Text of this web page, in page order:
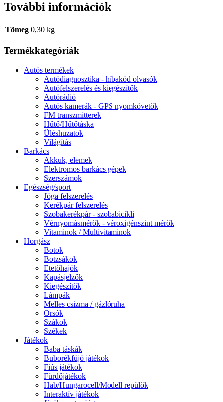
További információk
Tömeg 0,30 kg
Termékkategóriák
Autós termékek
Autódiagnosztika - hibakód olvasók
Autófelszerelés és kiegészítők
Autórádió
Autós kamerák - GPS nyomkövetők
FM transzmitterek
Hűtő/Hűtőtáska
Üléshuzatok
Világítás
Barkács
Akkuk, elemek
Elektromos barkács gépek
Szerszámok
Egészség/sport
Jóga felszerelés
Kerékpár felszerelés
Szobakerékpár - szobabicikli
Vérnyomásmérők - véroxigénszint mérők
Vitaminok / Multivitaminok
Horgász
Botok
Botzsákok
Etetőhajók
Kapásjelzők
Kiegészítők
Lámpák
Melles csizma / gázlóruha
Orsók
Szákok
Székek
Játékok
Baba táskák
Buborékfújó játékok
Fiús játékok
Fürdőjátékok
Hab/Hungarocell/Modell repülők
Interaktív játékok